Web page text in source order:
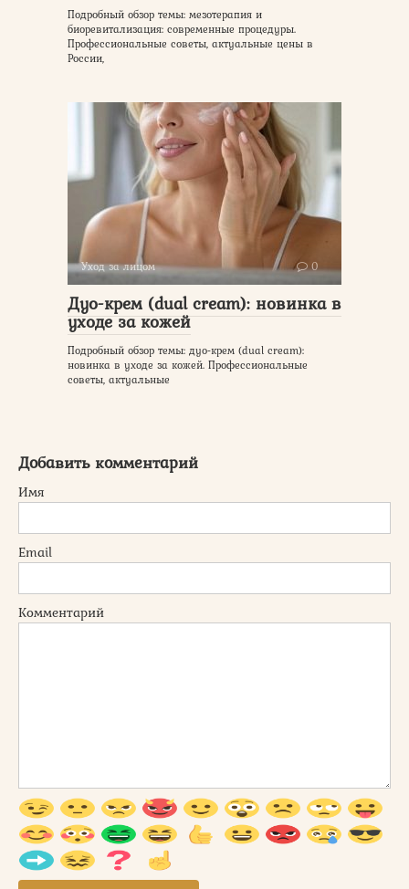
Подробный обзор темы: мезотерапия и
биоревитализация: современные процедуры.
Профессиональные советы, актуальные цены в
России,
Уход за лицом 0
Дуо-крем (dual cream): новинка в
уходе за кожей
Подробный обзор темы: дуо-крем (dual cream):
новинка в уходе за кожей. Профессиональные
советы, актуальные
Добавить комментарий
Имя
Email
Комментарий